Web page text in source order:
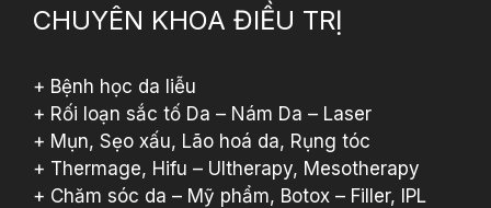
CHUYÊN KHOA ĐIỀU TRỊ
+ Bệnh học da liễu
+ Rối loạn sắc tố Da – Nám Da – Laser
+ Mụn, Sẹo xấu, Lão hoá da, Rụng tóc
+ Thermage, Hifu – Ultherapy, Mesotherapy
+ Chăm sóc da – Mỹ phẩm, Botox – Filler, IPL